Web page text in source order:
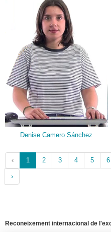
Denise Camero Sánchez
‹ 1 2 3 4 5 6
›
Reconeixement internacional de